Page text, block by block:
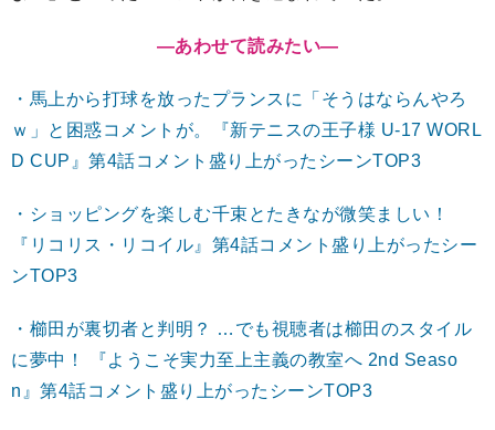
―あわせて読みたい―
・馬上から打球を放ったプランスに「そうはならんやろ
ｗ」と困惑コメントが。『新テニスの王子様 U-17 WORL
D CUP』第4話コメント盛り上がったシーンTOP3
・ショッピングを楽しむ千束とたきなが微笑ましい！
『リコリス・リコイル』第4話コメント盛り上がったシー
ンTOP3
・櫛󠄁田が裏切者と判明？ …でも視聴者は櫛󠄁田のスタイル
に夢中！ 『ようこそ実力至上主義の教室へ 2nd Seaso
n』第4話コメント盛り上がったシーンTOP3